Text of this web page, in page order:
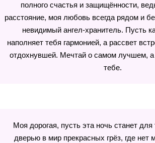
полного счастья и защищённости,
расстояние, моя любовь всегда рядом и
невидимый ангел-хранитель. Пусть
наполняет тебя гармонией, а рассвет
отдохнувшей. Мечтай о самом лучшем, а
тебе.
Моя дорогая, пусть эта ночь станет
дверью в мир прекрасных грёз, где нет